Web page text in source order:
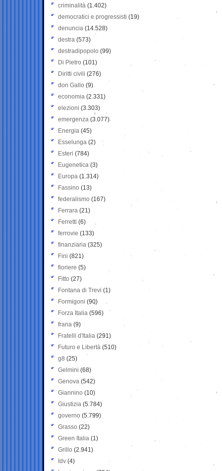
criminalità (1.402)
democratici e progressisti (19)
denuncia (14.528)
destra (573)
destradipopolo (99)
Di Pietro (101)
Diritti civili (276)
don Gallo (9)
economia (2.331)
elezioni (3.303)
emergenza (3.077)
Energia (45)
Esselunga (2)
Esteri (784)
Eugenetica (3)
Europa (1.314)
Fassino (13)
federalismo (167)
Ferrara (21)
Ferretti (6)
ferrovie (133)
finanziaria (325)
Fini (821)
fioriere (5)
Fitto (27)
Fontana di Trevi (1)
Formigoni (90)
Forza Italia (596)
frana (9)
Fratelli d'Italia (291)
Futuro e Libertà (510)
g8 (25)
Gelmini (68)
Genova (542)
Giannino (10)
Giustizia (5.784)
governo (5.799)
Grasso (22)
Green Italia (1)
Grillo (2.941)
Idv (4)